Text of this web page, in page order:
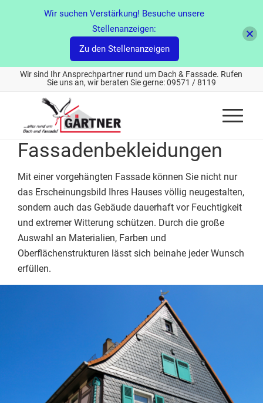
Wir sind Ihr Ansprechpartner rund um Dach & Fassade. Rufen
Sie uns an, wir beraten Sie gerne: 09571 / 8119
Fassadenbekleidungen
Mit einer vorgehängten Fassade können Sie nicht nur
das Erscheinungsbild Ihres Hauses völlig neugestalten,
sondern auch das Gebäude dauerhaft vor Feuchtigkeit
und extremer Witterung schützen. Durch die große
Auswahl an Materialien, Farben und
Oberflächenstrukturen lässt sich beinahe jeder Wunsch
erfüllen.
Wir suchen Verstärkung! Besuche unsere
Stellenanzeigen:
Zu den Stellenanzeigen